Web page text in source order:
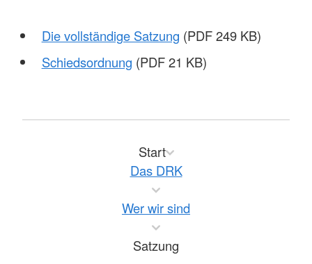
Die vollständige Satzung (PDF 249 KB)
Schiedsordnung (PDF 21 KB)
Start
Das DRK
Wer wir sind
Satzung